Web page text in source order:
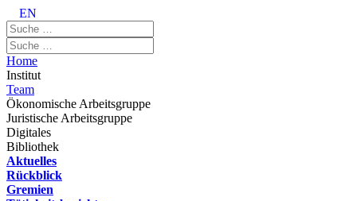
EN
Home
Institut
Team
Ökonomische Arbeitsgruppe
Juristische Arbeitsgruppe
Digitales
Bibliothek
Aktuelles
Rückblick
Gremien